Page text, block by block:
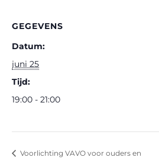
GEGEVENS
Datum:
juni 25
Tijd:
19:00 - 21:00
Voorlichting VAVO voor ouders en